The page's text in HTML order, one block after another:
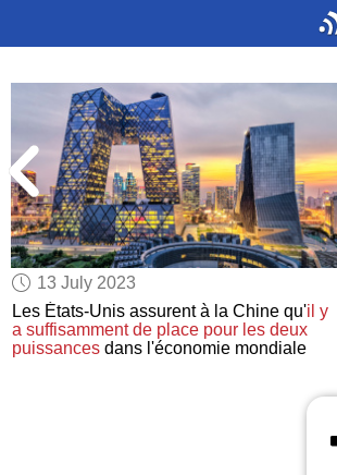
13 July 2023
Les États-Unis assurent à la Chine qu'il y
a suffisamment de place pour les deux
puissances dans l'économie mondiale